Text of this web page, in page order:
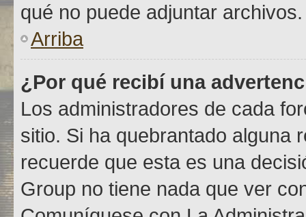
qué no puede adjuntar archivos.
Arriba
¿Por qué recibí una
Los administradores de cada
sitio. Si ha quebrantado alguna
recuerde que esta es una
Group no tiene nada que ver